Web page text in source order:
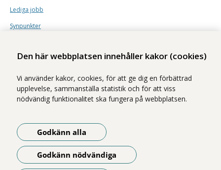
Den här webbplatsen innehåller kakor (cookies)
Vi använder kakor, cookies, för att ge dig en förbättrad
upplevelse, sammanställa statistik och för att viss
nödvändig funktionalitet ska fungera på webbplatsen.
Godkänn alla
Godkänn nödvändiga
Lediga jobb
Synpunkter
Samtliga bilder på webbplatsen är tagna av fotograf Yanan Li om inget
annat namn anges.
Om webbplatsen